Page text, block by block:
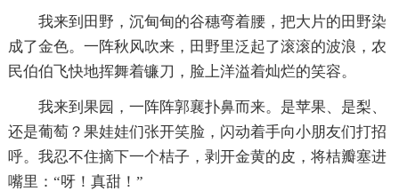
我来到田野，沉甸甸的谷穗弯着腰，把大片的田野染
成了金色。一阵秋风吹来，田野里泛起了滚滚的波浪，农
民伯伯飞快地挥舞着镰刀，脸上洋溢着灿烂的笑容。
我来到果园，一阵阵郭襄扑鼻而来。是苹果、是梨、
还是葡萄？果娃娃们张开笑脸，闪动着手向小朋友们打招
呼。我忍不住摘下一个桔子，剥开金黄的皮，将桔瓣塞进
嘴里：“呀！真甜！”